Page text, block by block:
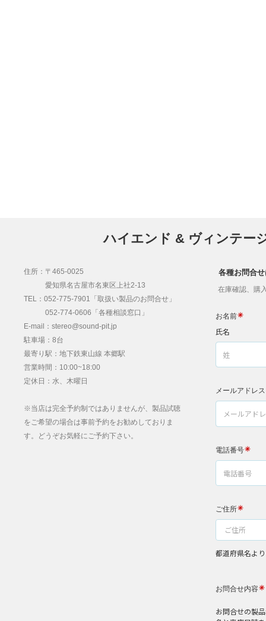
ハイエンド & ヴィンテー
住所：〒465-0025
愛知県名古屋市名東区上社2-13
TEL：052-775-7901「取扱い製品のお問合せ」
052-774-0606「各種相談窓口」
E-mail：stereo@sound-pit.jp
駐車場：8台
最寄り駅：地下鉄東山線 本郷駅
営業時間：10:00~18:00
定休日：水、木曜日
※当店は完全予約制ではありませんが、製品試聴
をご希望の場合は事前予約をお勧めしておりま
す。どうぞお気軽にご予約下さい。
各種お問合
在庫確認、購